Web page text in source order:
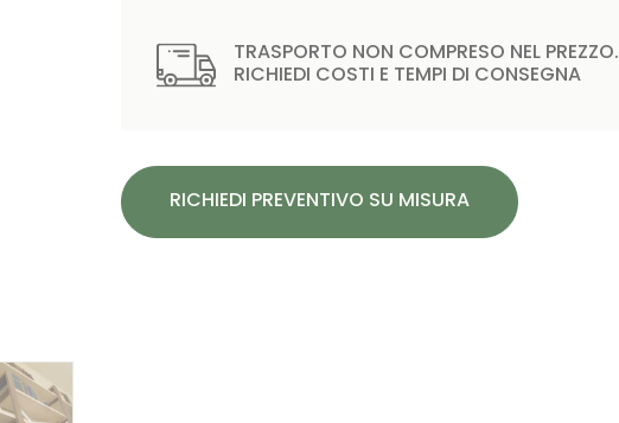
TRASPORTO NON COMPRESO NEL PREZZO.
RICHIEDI COSTI E TEMPI DI CONSEGNA
RICHIEDI PREVENTIVO SU MISURA